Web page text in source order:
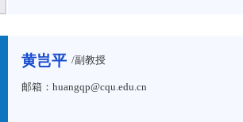
黄岂平 /副教授
邮箱：huangqp@cqu.edu.cn